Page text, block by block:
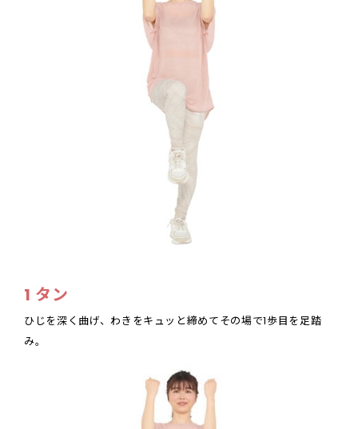
1 タン
ひじを深く曲げ、わきをキュッと締めてその場で1歩目を足踏
み。